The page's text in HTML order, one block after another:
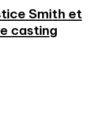
Smith et
casting